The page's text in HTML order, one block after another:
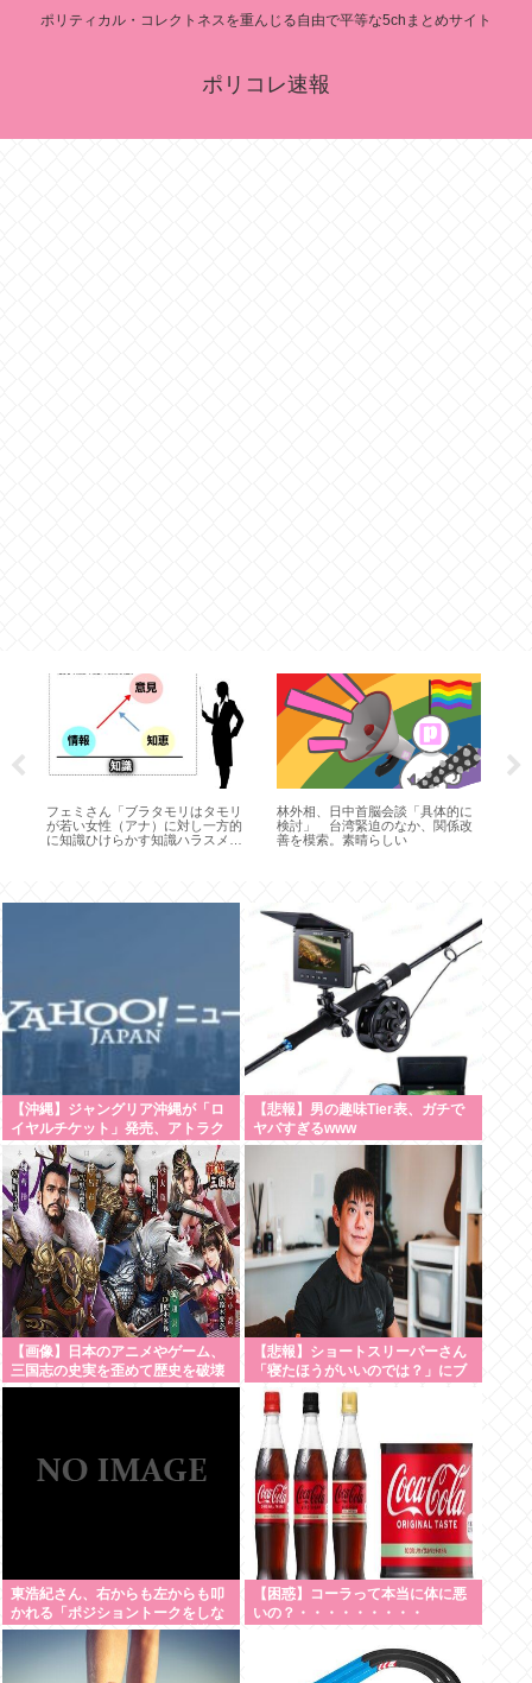
ポリティカル・コレクトネスを重んじる自由で平等な5chまとめサイト
ポリコレ速報
フェミさん「ブラタモリはタモリ
が若い女性（アナ）に対し一方的
に知識ひけらかす知識ハラスメン
林外相、日中首脳会談「具体的に
検討」 台湾緊迫のなか、関係改
善を模索。素晴らしい
【沖縄】ジャングリア沖縄が「ロ
イヤルチケット」発売、アトラク
ションの優先案内などの特典…大
人2万9700円
【悲報】男の趣味Tier表、ガチで
ヤバすぎるwww
【画像】日本のアニメやゲーム、
三国志の史実を歪めて歴史を破壊
してしまう
【悲報】ショートスリーパーさん
「寝たほうがいいのでは？」にブ
チギレ
東浩紀さん、右からも左からも叩
かれる「ポジショントークをしな
いからこそ信頼できる」と擁護さ
れるwww
【困惑】コーラって本当に体に悪
いの？・・・・・・・・・